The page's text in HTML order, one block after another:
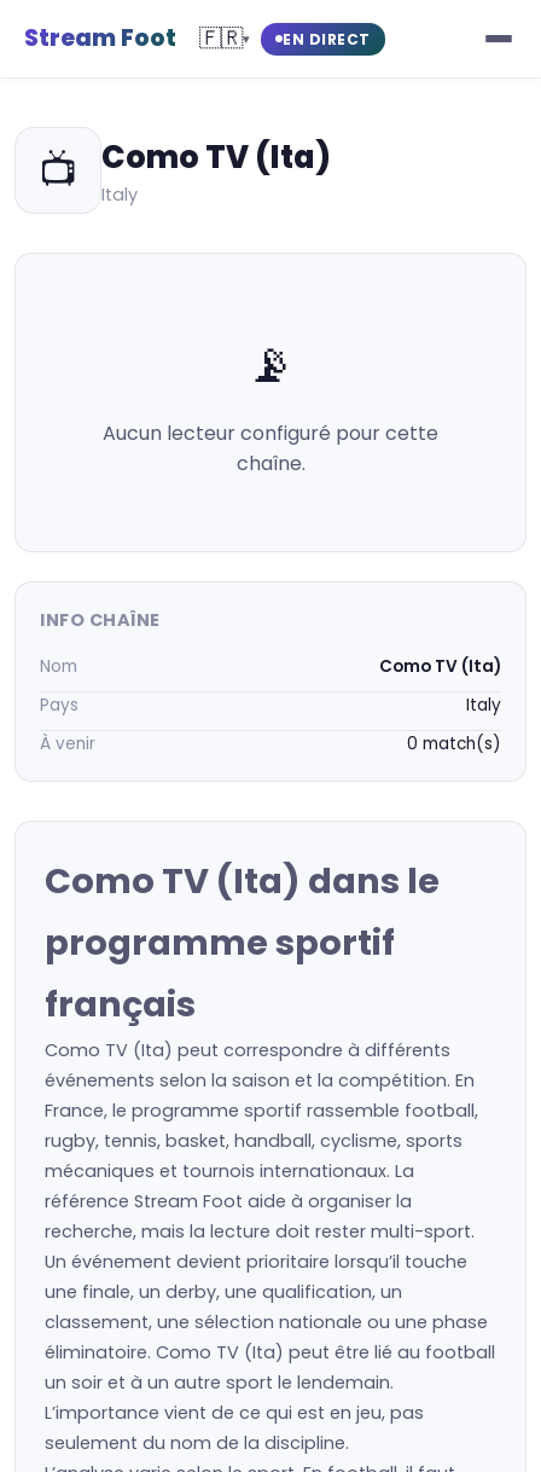
Stream Foot 🇫🇷▾ EN DIRECT
📺 Como TV (Ita)
Italy
📡
Aucun lecteur configuré pour cette
chaîne.
INFO CHAÎNE
Nom
Como TV (Ita)
Pays
Italy
À venir
0 match(s)
Como TV (Ita) dans le
programme sportif
français
Como TV (Ita) peut correspondre à différents
événements selon la saison et la compétition. En
France, le programme sportif rassemble football,
rugby, tennis, basket, handball, cyclisme, sports
mécaniques et tournois internationaux. La
référence Stream Foot aide à organiser la
recherche, mais la lecture doit rester multi-sport.
Un événement devient prioritaire lorsqu’il touche
une finale, un derby, une qualification, un
classement, une sélection nationale ou une phase
éliminatoire. Como TV (Ita) peut être lié au football
un soir et à un autre sport le lendemain.
L’importance vient de ce qui est en jeu, pas
seulement du nom de la discipline.